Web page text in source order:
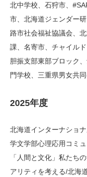
北中学校、石狩市、
市、北海道ジェンダー
路市社会福祉協議会、
課、名寄市、チャイル
胆振支部東部ブロック
門学校、三重県男女共
2025年度
北海道インターナショ
学文学部心理応用コミ
「人間と文化」私たち
アリティを考える/北海